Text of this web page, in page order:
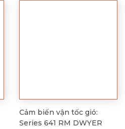
Cảm biến vận tốc gió:
Series 641 RM DWYER